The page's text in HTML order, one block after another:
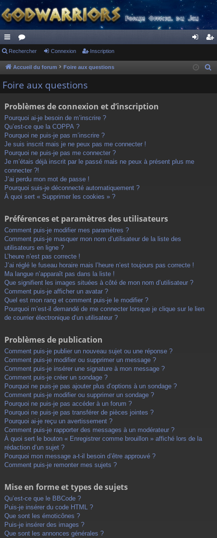
ac
co
ur
s
or
u ne cri
Rechercher Connexion Inscription
Accueil du forum Foire aux questions
Foire aux questions
Problèmes de connexion et d’inscription
Pourquoi ai-je besoin de m’inscrire ?
Qu’est-ce que la COPPA ?
Pourquoi ne puis-je pas m’inscrire ?
Je suis inscrit mais je ne peux pas me connecter !
Pourquoi ne puis-je pas me connecter ?
Je m’étais déjà inscrit par le passé mais ne peux à présent plus me
connecter ?!
J’ai perdu mon mot de passe !
Pourquoi suis-je déconnecté automatiquement ?
À quoi sert « Supprimer les cookies » ?
Préférences et paramètres des utilisateurs
Comment puis-je modifier mes paramètres ?
Comment puis-je masquer mon nom d’utilisateur de la liste des
utilisateurs en ligne ?
L’heure n’est pas correcte !
J’ai réglé le fuseau horaire mais l’heure n’est toujours pas correcte !
Ma langue n’apparaît pas dans la liste !
Que signifient les images situées à côté de mon nom d’utilisateur ?
Comment puis-je afficher un avatar ?
Quel est mon rang et comment puis-je le modifier ?
Pourquoi m’est-il demandé de me connecter lorsque je clique sur le lien
de courrier électronique d’un utilisateur ?
Problèmes de publication
Comment puis-je publier un nouveau sujet ou une réponse ?
Comment puis-je modifier ou supprimer un message ?
Comment puis-je insérer une signature à mon message ?
Comment puis-je créer un sondage ?
Pourquoi ne puis-je pas ajouter plus d’options à un sondage ?
Comment puis-je modifier ou supprimer un sondage ?
Pourquoi ne puis-je pas accéder à un forum ?
Pourquoi ne puis-je pas transférer de pièces jointes ?
Pourquoi ai-je reçu un avertissement ?
Comment puis-je rapporter des messages à un modérateur ?
À quoi sert le bouton « Enregistrer comme brouillon » affiché lors de la
rédaction d’un sujet ?
Pourquoi mon message a-t-il besoin d’être approuvé ?
Comment puis-je remonter mes sujets ?
Mise en forme et types de sujets
Qu’est-ce que le BBCode ?
Puis-je insérer du code HTML ?
Que sont les émoticônes ?
Puis-je insérer des images ?
Que sont les annonces générales ?